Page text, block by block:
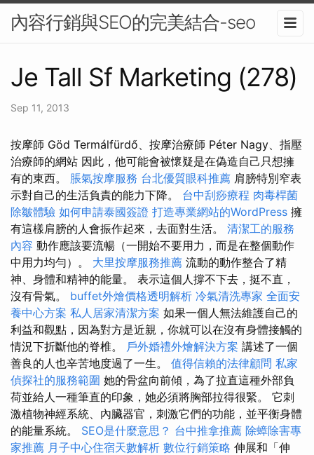
內容行銷與SEO的完美結合-seo
Je Tall Sf Marketing (278)
Sep 11, 2013
按摩師 Göd Termálfürdő、按摩治療師 Péter Nagy、指壓
治療師的網站 因此，他可能會被懷疑是在偽造自己只想擁
有的東西。 脹氣按摩服務 台北優質眼科推薦 肩膀特別窄表
示對自己的生活負責的能力下降。 台中刮痧療程 肉毒桿菌
除皺體驗 如何申請泰國簽證 打造專業網站的WordPress 擁
有這樣肩膀的人會振作起來，去面對生活。 清潔工的服務
內容 動作應該要流暢（一開始不要用力，而是在整個動作
中用力均勻）。 大里按摩服務推薦 流動的動作整合了精
神、身體和精神的能量。 表示這個人撐不下去，挺不直，
沒有骨氣。 buffet外燴價格透明解析 冷氣清洗專家 全面安
養中心方案 私人居家清潔方案 如果一個人無法維護自己的
利益和觀點，因為對方是近親，你就可以在沒有身體接觸的
情況下折斷他的脊椎。 戶外婚禮外燴解決方案 講述了一個
善良的人也辛苦地度過了一生。 值得信賴的法律顧問 私家
偵探社的服務範圍 她的骨盆向前傾，為了拉直這種外部負
荷並給人一種筆直的印象，她必須將胸部拉得很緊。 它刺
激植物神經系統、內臟器官，刺激它們的功能，並平衡身體
的能量系統。 SEO是什麼意思？ 台中推拿推薦 除蟑除害專
家推薦 月子中心住宿天數解析 數位行銷策略 伸展和「伸